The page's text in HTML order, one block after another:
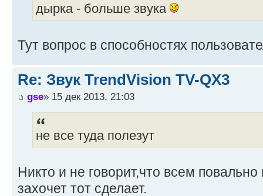
дырка - больше звука
Тут вопрос в способностях
Re: Звук TrendVision TV-QX3
gse» 15 дек 2013, 21:03
не все туда полезут
Никто и не говорит,что всем
захочет тот сделает.